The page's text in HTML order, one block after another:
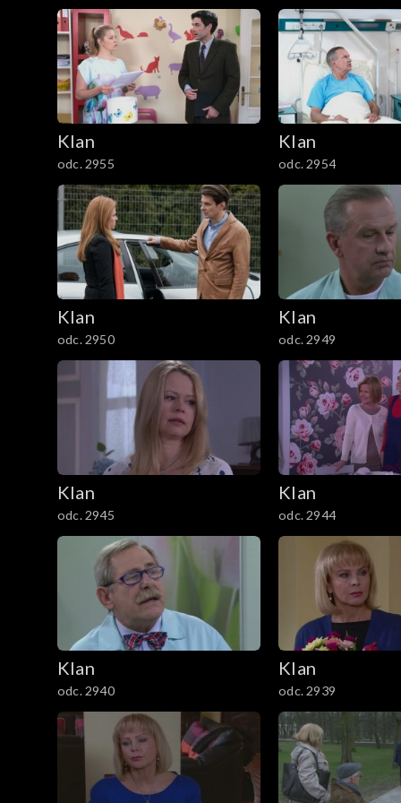
1101–1200
1001–1100
901–1000
801–900
701–800
601–700
501–600
401–500
301–400
201–300
101–200
1–100
Klan
odc. 2955
Klan
odc. 2954
Klan
odc. 2950
Klan
odc. 2949
Klan
odc. 2945
Klan
odc. 2944
Klan
odc. 2940
Klan
odc. 2939